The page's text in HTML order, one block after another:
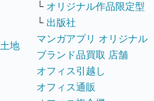
土地
└ オリジナル作品限定型
└ 出版社
マンガアプリ オリジナル
ブランド品買取 店舗
オフィス引越し
オフィス通販